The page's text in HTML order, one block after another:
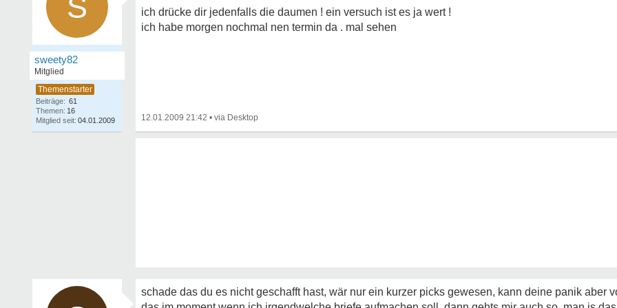
sweety82
Mitglied
Beiträge: 61
Themen: 16
Mitglied seit: 04.01.2009
ich drücke dir jedenfalls die daumen ! ein versuch ist es ja wert !
ich habe morgen nochmal nen termin da . mal sehen
12.01.2009 21:42 •
schade das du es nicht geschafft hast, wär nur ein kurzer picks gewesen, kann deine panik aber